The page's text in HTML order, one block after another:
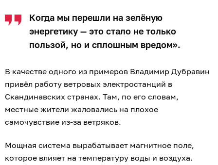
Когда мы перешли на зелёную
энергетику — это стало не только
пользой, но и сплошным вредом».
В качестве одного из примеров Владимир Дубравин
привёл работу ветровых электростанций в
Скандинавских странах. Там, по его словам,
местные жители жаловались на плохое
самочувствие из-за ветряков.
Мощная система вырабатывает магнитное поле,
которое влияет на температуру воды и воздуха.